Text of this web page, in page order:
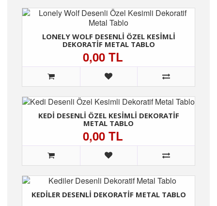
LONELY WOLF DESENLI ÖZEL KESIMLI
DEKORATIF METAL TABLO
0,00 TL
KEDI DESENLI ÖZEL KESIMLI DEKORATIF
METAL TABLO
0,00 TL
KEDILER DESENLI DEKORATIF METAL TABLO